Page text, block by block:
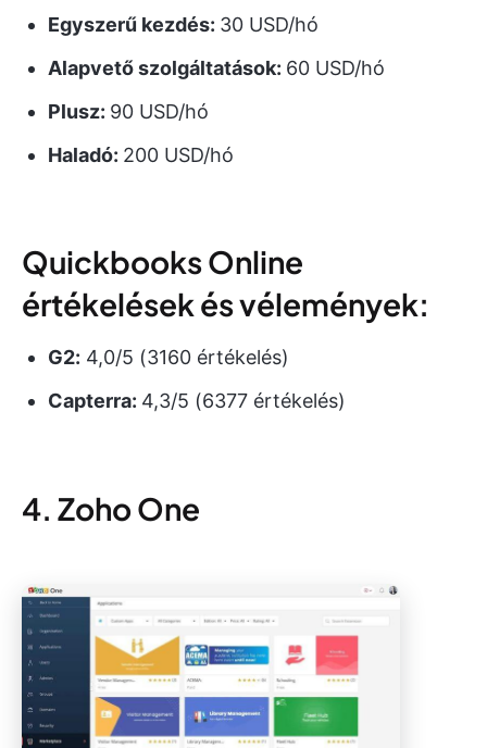
Egyszerű kezdés: 30 USD/hó
Alapvető szolgáltatások: 60 USD/hó
Plusz: 90 USD/hó
Haladó: 200 USD/hó
Quickbooks Online
értékelések és vélemények:
G2: 4,0/5 (3160 értékelés)
Capterra: 4,3/5 (6377 értékelés)
4. Zoho One